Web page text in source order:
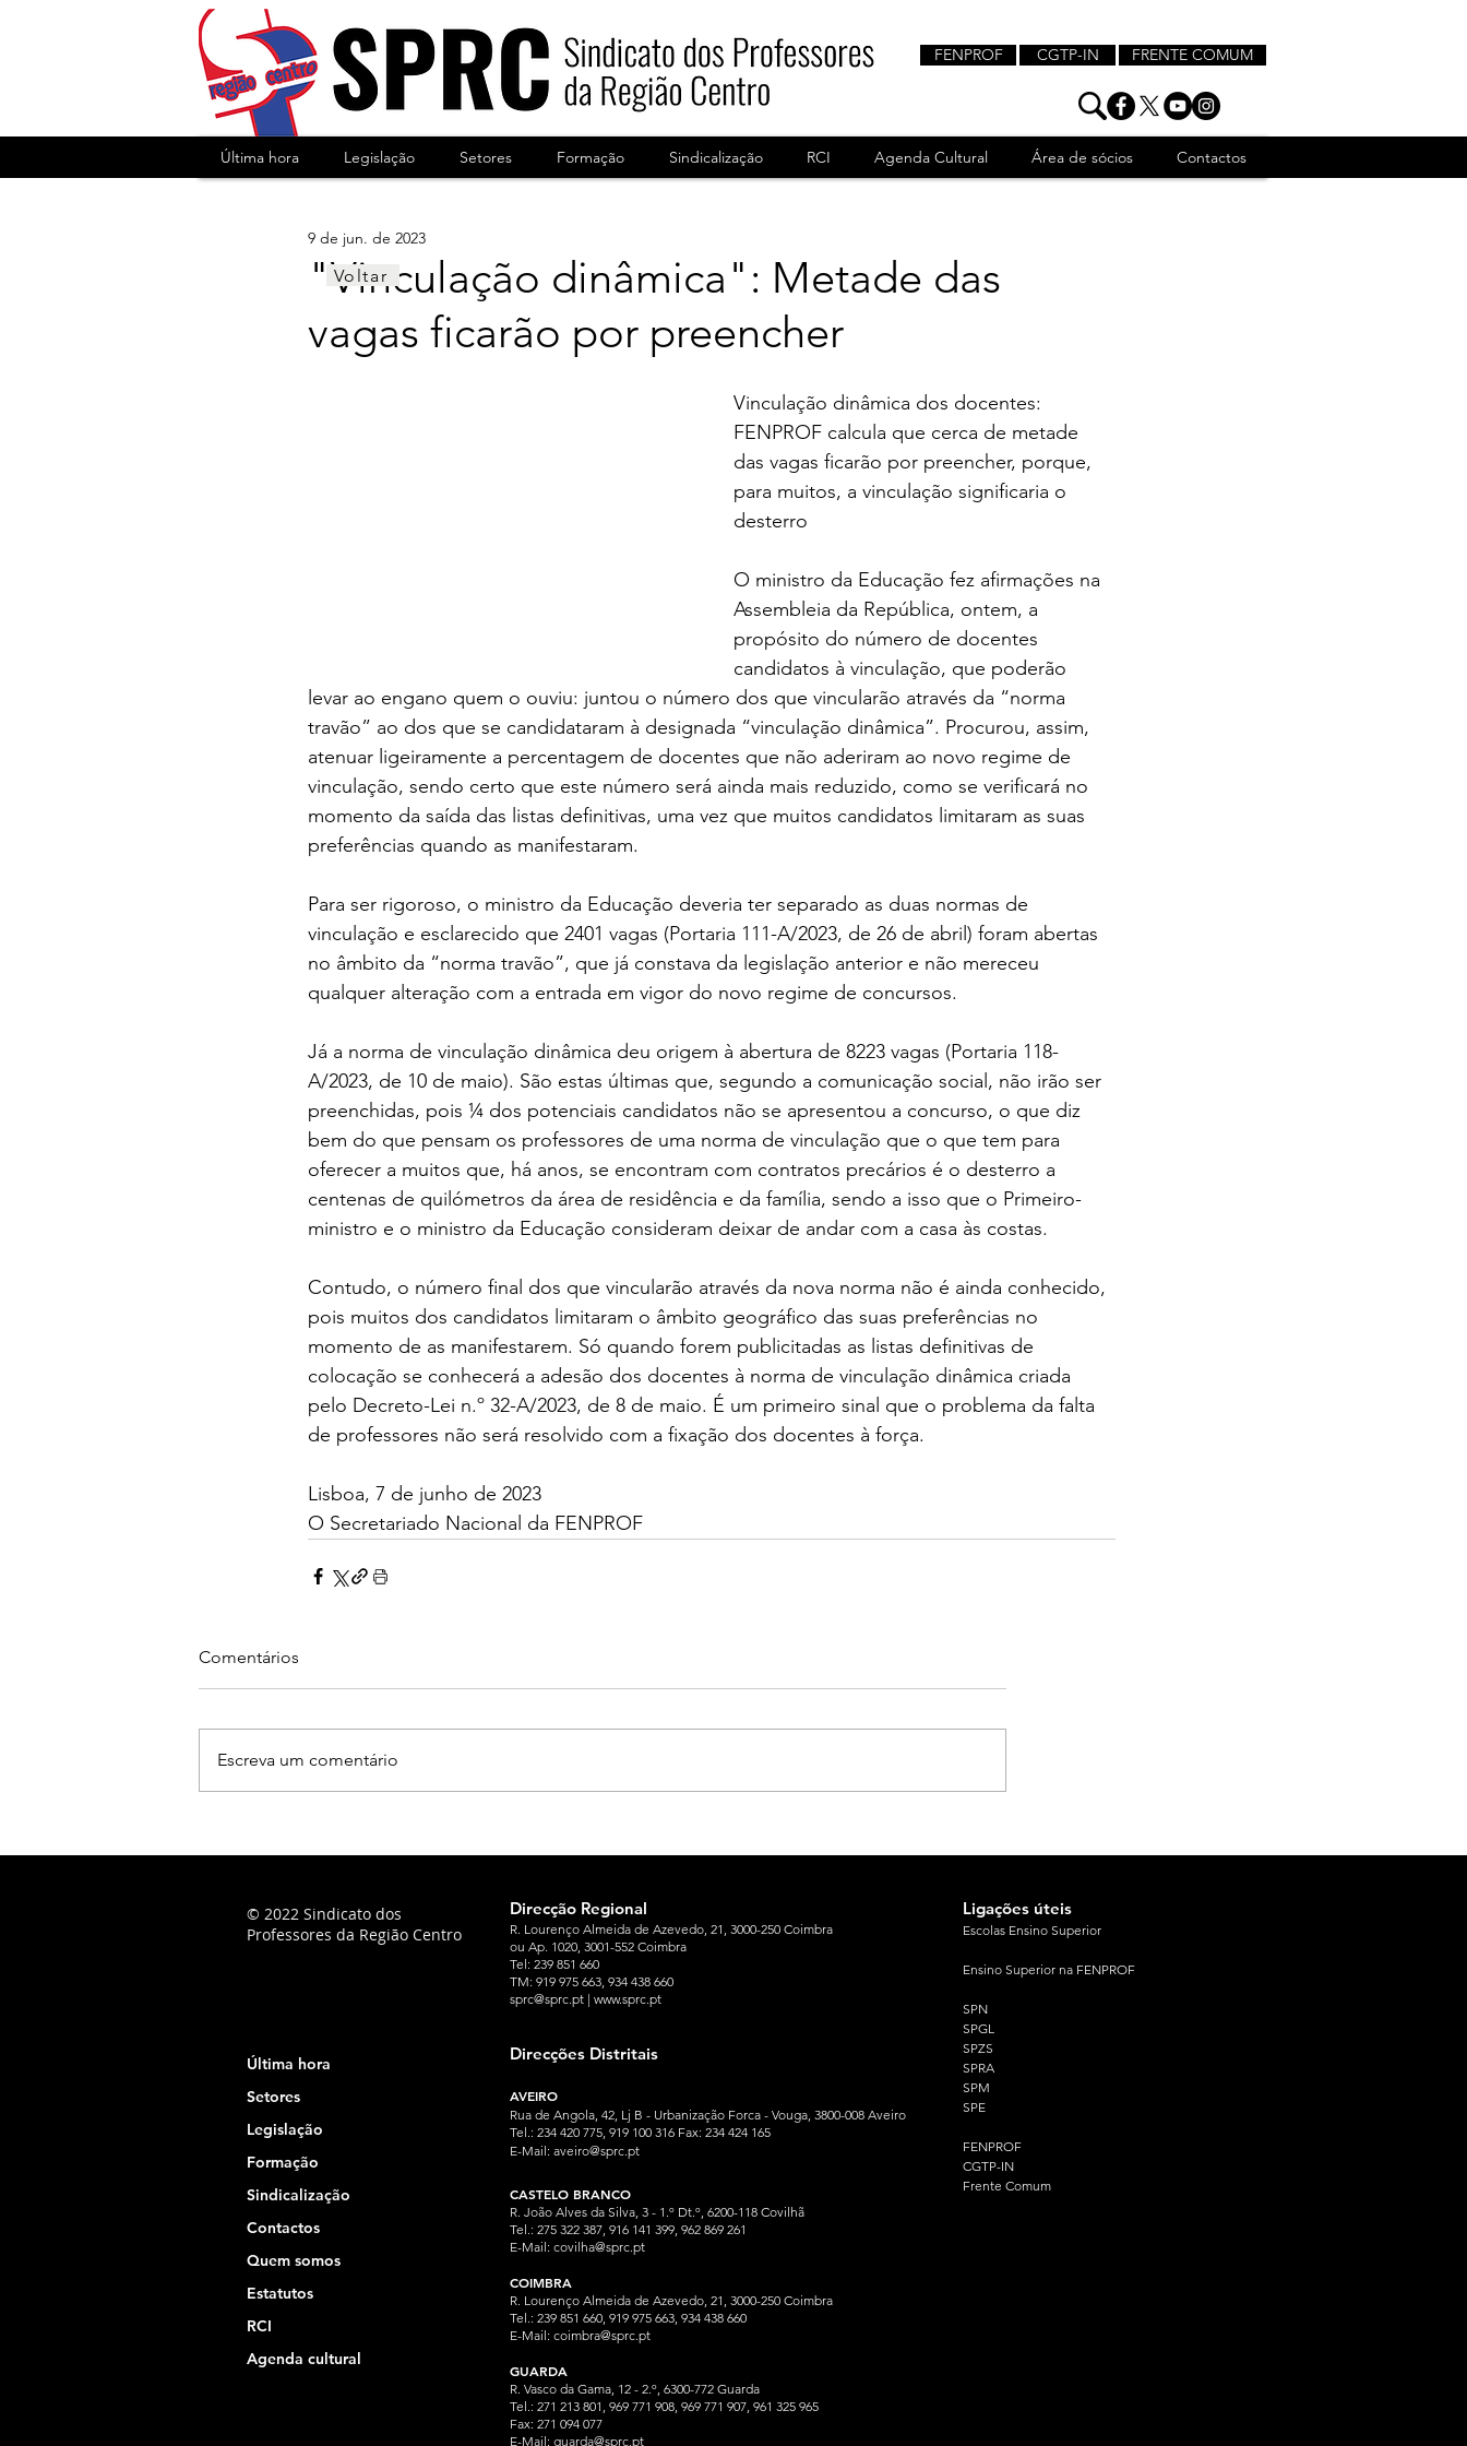
FENPROF CGTP-IN FRENTE COMUM
Última hora Legislação Setores Formação Sindicalização RCI Agenda Cultural Área de sócios Contactos
"Vinculação dinâmica": Metade das
vagas ficarão por preencher
9 de jun. de 2023
Vinculação dinâmica dos docentes:
FENPROF calcula que cerca de metade
das vagas ficarão por preencher, porque,
para muitos, a vinculação significaria o
desterro
O ministro da Educação fez afirmações na
Assembleia da República, ontem, a
propósito do número de docentes
candidatos à vinculação, que poderão
levar ao engano quem o ouviu: juntou o número dos que vincularão através da “norma
travão” ao dos que se candidataram à designada “vinculação dinâmica”. Procurou, assim,
atenuar ligeiramente a percentagem de docentes que não aderiram ao novo regime de
vinculação, sendo certo que este número será ainda mais reduzido, como se verificará no
momento da saída das listas definitivas, uma vez que muitos candidatos limitaram as suas
preferências quando as manifestaram.
Para ser rigoroso, o ministro da Educação deveria ter separado as duas normas de
vinculação e esclarecido que 2401 vagas (Portaria 111-A/2023, de 26 de abril) foram abertas
no âmbito da “norma travão”, que já constava da legislação anterior e não mereceu
qualquer alteração com a entrada em vigor do novo regime de concursos.
Já a norma de vinculação dinâmica deu origem à abertura de 8223 vagas (Portaria 118-
A/2023, de 10 de maio). São estas últimas que, segundo a comunicação social, não irão ser
preenchidas, pois ¼ dos potenciais candidatos não se apresentou a concurso, o que diz
bem do que pensam os professores de uma norma de vinculação que o que tem para
oferecer a muitos que, há anos, se encontram com contratos precários é o desterro a
centenas de quilómetros da área de residência e da família, sendo a isso que o Primeiro-
ministro e o ministro da Educação consideram deixar de andar com a casa às costas.
Contudo, o número final dos que vincularão através da nova norma não é ainda conhecido,
pois muitos dos candidatos limitaram o âmbito geográfico das suas preferências no
momento de as manifestarem. Só quando forem publicitadas as listas definitivas de
colocação se conhecerá a adesão dos docentes à norma de vinculação dinâmica criada
pelo Decreto-Lei n.º 32-A/2023, de 8 de maio. É um primeiro sinal que o problema da falta
de professores não será resolvido com a fixação dos docentes à força.
Lisboa, 7 de junho de 2023
O Secretariado Nacional da FENPROF
Comentários
Escreva um comentário
Voltar
© 2022 Sindicato dos
Professores da Região Centro
Direcção Regional
R. Lourenço Almeida de Azevedo, 21, 3000-250 Coimbra
ou Ap. 1020, 3001-552 Coimbra
Tel: 239 851 660
TM: 919 975 663, 934 438 660
sprc@sprc.pt | www.sprc.pt
Última hora
Setores
Legislação
Formação
Sindicalização
Contactos
Quem somos
Estatutos
RCI
Agenda cultural
Direcções Distritais
AVEIRO
Rua de Angola, 42, Lj B - Urbanização Forca - Vouga, 3800-008 Aveiro
Tel.: 234 420 775, 919 100 316 Fax: 234 424 165
E-Mail: aveiro@sprc.pt
CASTELO BRANCO
R. João Alves da Silva, 3 - 1.º Dt.º, 6200-118 Covilhã
Tel.: 275 322 387, 916 141 399, 962 869 261
E-Mail: covilha@sprc.pt
COIMBRA
R. Lourenço Almeida de Azevedo, 21, 3000-250 Coimbra
Tel.: 239 851 660, 919 975 663, 934 438 660
E-Mail: coimbra@sprc.pt
GUARDA
R. Vasco da Gama, 12 - 2.º, 6300-772 Guarda
Tel.: 271 213 801, 969 771 908, 969 771 907, 961 325 965
Fax: 271 094 077
E-Mail: guarda@sprc.pt
Ligações úteis
Escolas Ensino Superior
Ensino Superior na FENPROF
SPN
SPGL
SPZS
SPRA
SPM
SPE
FENPROF
CGTP-IN
Frente Comum